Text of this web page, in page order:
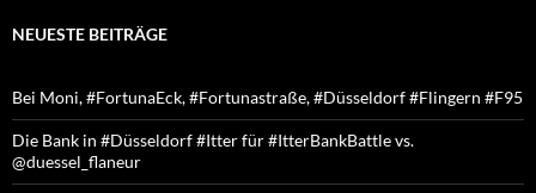
NEUESTE BEITRÄGE
Bei Moni, #FortunaEck, #Fortunastraße, #Düsseldorf #Flingern #F95
Die Bank in #Düsseldorf #Itter für #ItterBankBattle vs.
@duessel_flaneur